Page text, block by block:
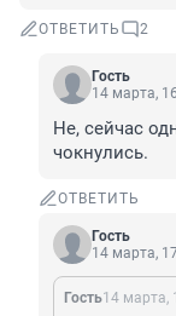
ОТВЕТИТЬ 2
Гость
14 марта,
Не, сейчас
чокнулись.
ОТВЕТИТЬ
Гость
14 марта,
Гость14 марта,